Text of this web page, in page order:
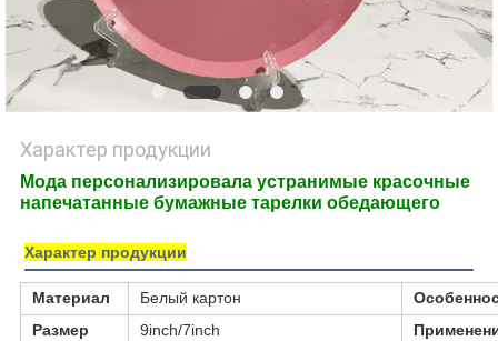
Характер продукции
Мода персонализировала устранимые красочные
напечатанные бумажные тарелки обедающего
Характер продукции
Материал Белый картон
Размер
9inch/7inch